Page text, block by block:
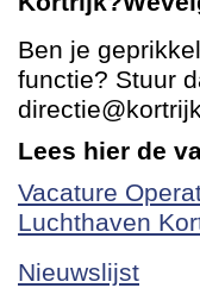
Ben je
functie? Stuur
Lees hier de
Vacature
Luchthaven
Nieuwslijst